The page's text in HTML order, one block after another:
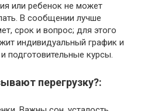
или ребенок не может
В сообщении лучше
срок и вопрос; для этого
индивидуальный график и
подготовительные курсы.
перегрузку?: